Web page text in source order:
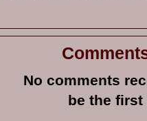
No comments
be the first